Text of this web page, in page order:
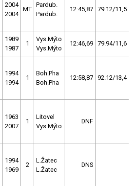
2004
2004
MT
Pardub.
Pardub.
12:45,87 79.12/11,5
1989
1987
1
Vys.Mýto
Vys.Mýto
12:46,69 79.94/11,6
1994
1994
1
Boh.Pha
Boh.Pha
12:58,87 92.12/13,4
1963
2007
1
Litovel
Vys.Mýto
DNF
1994
1969
2
L.Žatec
L.Žatec
DNS